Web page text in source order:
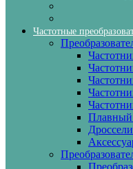
Частотные